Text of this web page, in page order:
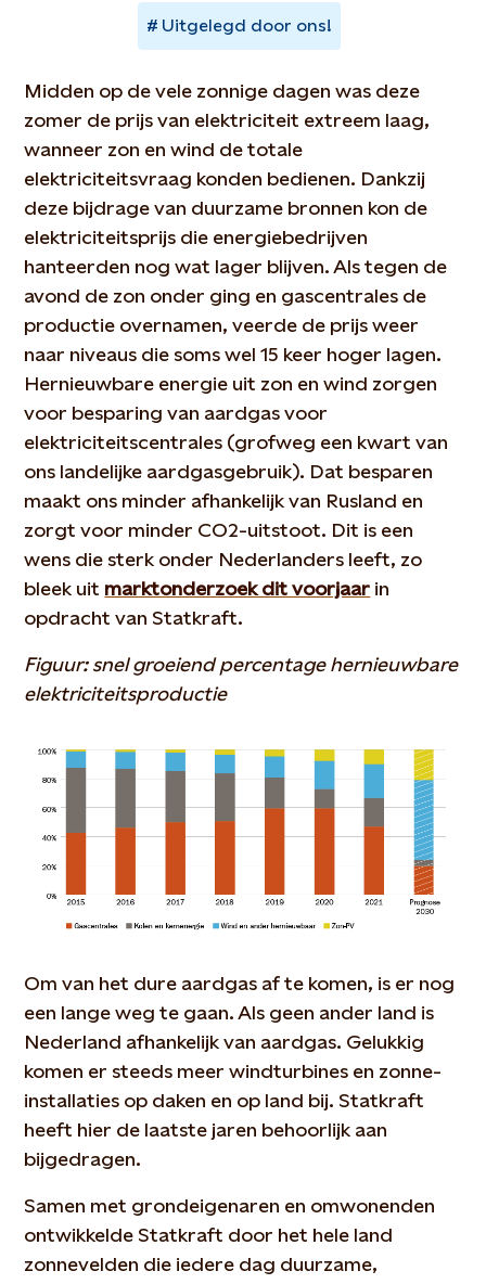
Uitgelegd door ons!
Midden op de vele zonnige dagen was deze
zomer de prijs van elektriciteit extreem laag,
wanneer zon en wind de totale
elektriciteitsvraag konden bedienen. Dankzij
deze bijdrage van duurzame bronnen kon de
elektriciteitsprijs die energiebedrijven
hanteerden nog wat lager blijven. Als tegen de
avond de zon onder ging en gascentrales de
productie overnamen, veerde de prijs weer
naar niveaus die soms wel 15 keer hoger lagen.
Hernieuwbare energie uit zon en wind zorgen
voor besparing van aardgas voor
elektriciteitscentrales (grofweg een kwart van
ons landelijke aardgasgebruik). Dat besparen
maakt ons minder afhankelijk van Rusland en
zorgt voor minder CO2-uitstoot. Dit is een
wens die sterk onder Nederlanders leeft, zo
bleek uit marktonderzoek dit voorjaar in
opdracht van Statkraft.
Figuur: snel groeiend percentage hernieuwbare
elektriciteitsproductie
Om van het dure aardgas af te komen, is er nog
een lange weg te gaan. Als geen ander land is
Nederland afhankelijk van aardgas. Gelukkig
komen er steeds meer windturbines en zonne-
installaties op daken en op land bij. Statkraft
heeft hier de laatste jaren behoorlijk aan
bijgedragen.
Samen met grondeigenaren en omwonenden
ontwikkelde Statkraft door het hele land
zonnevelden die iedere dag duurzame,